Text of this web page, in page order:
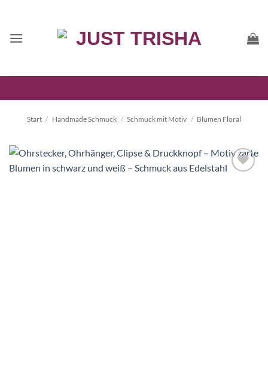
springen
Start / Handmade Schmuck / Schmuck mit Motiv / Blumen Floral